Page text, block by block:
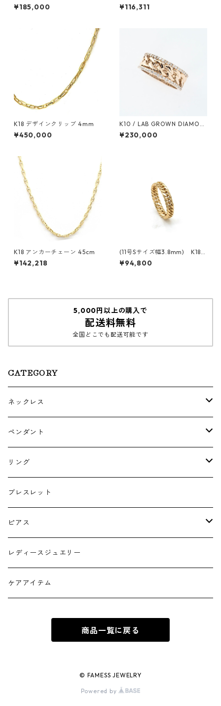
¥185,000 ¥116,311
K18 デザインクリッブ 4mm
¥450,000
K10 / LAB GROWN DIAMON
D イエローゴールド リング
¥230,000
K18 アンカーチェーン 45cm
¥142,218
(11号Sサイズ幅3.8mm) K18
イエローゴールド 6面ダブル喜
平リング
¥94,800
5,000円以上の購入で
配送料無料
全国どこでも配送可能です
CATEGORY
ネックレス
ゴールド・プラチナ
シルバー
ペンダント
ゴールド
シルバー
リング
ゴールド
シルバー
ブレスレット
ピアス
ゴールド フープタイプ
シルバー フープタイプ
シルバー スタッドピアス
レディースジュエリー
ケアアイテム
商品一覧に戻る
© FAMESS JEWELRY
Powered by